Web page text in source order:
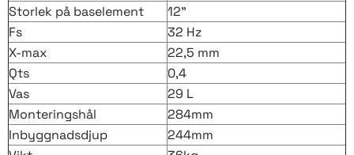
Storlek på baselement
12"
Fs
32 Hz
X-max
22,5 mm
Qts
0,4
Vas
29 L
Monteringshål
284mm
Inbyggnadsdjup
244mm